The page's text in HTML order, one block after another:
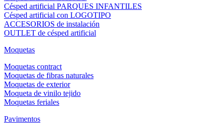
Césped artificial PARQUES INFANTILES
Césped artificial con LOGOTIPO
ACCESORIOS de instalación
OUTLET de césped artificial
Moquetas
Moquetas contract
Moquetas de fibras naturales
Moquetas de exterior
Moqueta de vinilo tejido
Moquetas feriales
Pavimentos